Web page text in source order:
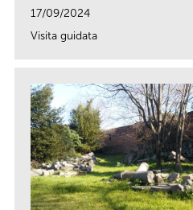
17/09/2024
Visita guidata